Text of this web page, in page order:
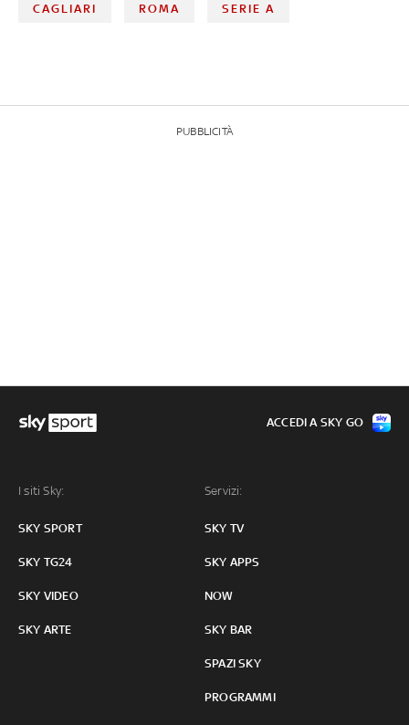
CAGLIARI ROMA SERIE A
PUBBLICITÀ
I siti Sky:
SKY SPORT
SKY TG24
SKY VIDEO
SKY ARTE
Servizi:
SKY TV
SKY APPS
NOW
SKY BAR
SPAZI SKY
PROGRAMMI
ACCEDI A SKY GO